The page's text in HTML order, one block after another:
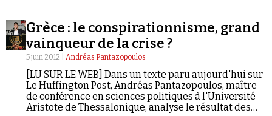
Se connecter
unis contre le gouvernement.
Grèce : le conspirationnisme, grand
vainqueur de la crise ?
5 juin 2012 |Andréas Pantazopoulos
[LU SUR LE WEB] Dans un texte paru aujourd'hui sur
Le Huffington Post, Andréas Pantazopoulos, maître
de conférence en sciences politiques à l'Université
Aristote de Thessalonique, analyse le résultat des